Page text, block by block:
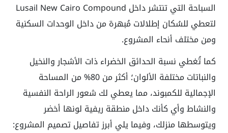
السباحة التي تنتشر داخل Lusail New Cairo Compound
لتعطي للسُكان إطلالات مُبهرة من داخل الوحدات السكنية
ومن مختلف أنحاء المشروع.
كما تُغطي نسبة الحدائق الخضراء ذات الأشجار والنخيل
والنباتات مختلفة الألوان؛ أكثر من 80% من المساحة
الإجمالية للكمبوند، مما يعطي لك شعور الراحة النفسية
والنشاط وأي كأنك داخل منطقة ريفية لونها أخضر
ويتوسطها منزلك، وفيما يلي أبرز تفاصيل تصميم المشروع: